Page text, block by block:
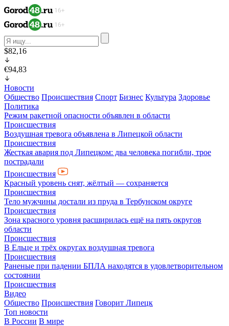
$82,16
€94,83
Новости
Общество Происшествия Спорт Бизнес Культура Здоровье
Политика
Режим ракетной опасности объявлен в области
Происшествия
Воздушная тревога объявлена в Липецкой области
Происшествия
Жесткая авария под Липецком: два человека погибли, трое
пострадали
Происшествия
Красный уровень снят, жёлтый — сохраняется
Происшествия
Тело мужчины достали из пруда в Тербунском округе
Происшествия
Зона красного уровня расширилась ещё на пять округов
области
Происшествия
В Ельце и трёх округах воздушная тревога
Происшествия
Раненые при падении БПЛА находятся в удовлетворительном
состоянии
Происшествия
Видео
Общество Происшествия Говорит Липецк
Топ новости
В России В мире